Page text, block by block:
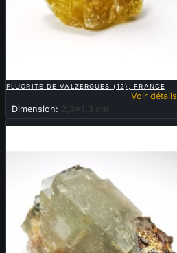
FLUORITE DE VALZERGUES (12), FRANCE
Voir détails
Dimension:
2,3x1,3 cm